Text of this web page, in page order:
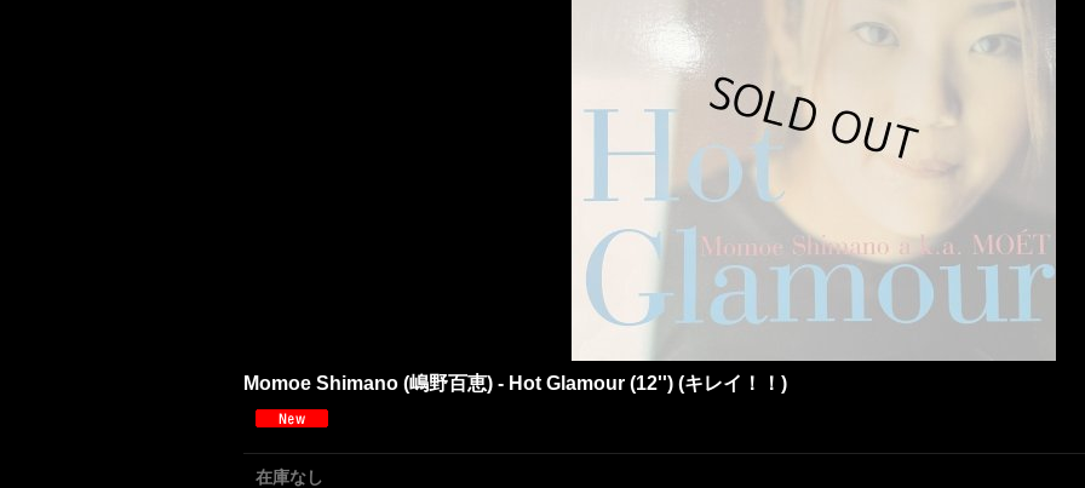
Momoe Shimano (嶋野百恵) - Hot Glamour (12'') (キレイ！！)
在庫なし